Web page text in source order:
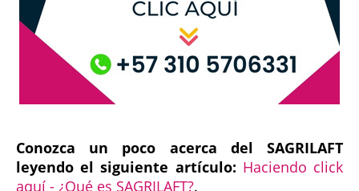
Conozca un poco acerca del SAGRILAFT
leyendo el siguiente artículo: Haciendo click
aquí - ¿Qué es SAGRILAFT?.